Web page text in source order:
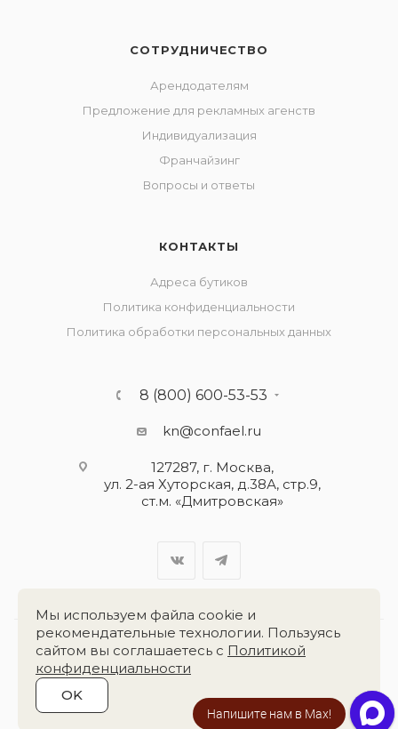
СОТРУДНИЧЕСТВО
Арендодателям
Предложение для рекламных агенств
Индивидуализация
Франчайзинг
Вопросы и ответы
КОНТАКТЫ
Адреса бутиков
Политика конфиденциальности
Политика обработки персональных данных
8 (800) 600-53-53
kn@confael.ru
127287, г. Москва,
ул. 2-ая Хуторская, д.38А, стр.9,
ст.м. «Дмитровская»
Разработка сайта:
2026 © Группа компаний«Конфаэль»
Мы используем файла cookie и
рекомендательные технологии. Пользуясь
сайтом вы соглашаетесь с Политикой
конфиденциальности
OK
Напишите нам в Max!